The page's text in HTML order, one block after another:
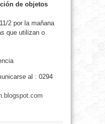
de objetos
2 por la mañana
que utilizan o
al : 0294